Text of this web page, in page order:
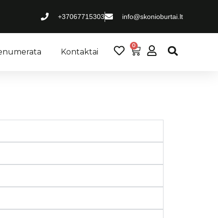
+37067715303 info@skonioburtai.lt
Kontaktai
0